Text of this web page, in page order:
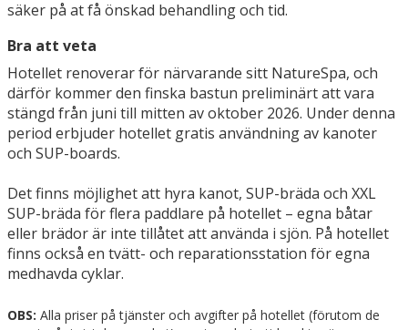
säker på at få önskad behandling och tid.
Bra att veta
Hotellet renoverar för närvarande sitt NatureSpa, och
därför kommer den finska bastun preliminärt att vara
stängd från juni till mitten av oktober 2026. Under denna
period erbjuder hotellet gratis användning av kanoter
och SUP-boards.
Det finns möjlighet att hyra kanot, SUP-bräda och XXL
SUP-bräda för flera paddlare på hotellet – egna båtar
eller brädor är inte tillåtet att använda i sjön. På hotellet
finns också en tvätt- och reparationsstation för egna
medhavda cyklar.
OBS: Alla priser på tjänster och avgifter på hotellet (förutom de